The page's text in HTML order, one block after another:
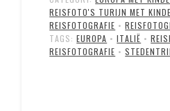
REISFOTO'S TURIJN MET
REISFOTOGRAFIE •
TAGS:EUROPA •ITALIË •
REISFOTOGRAFIE •